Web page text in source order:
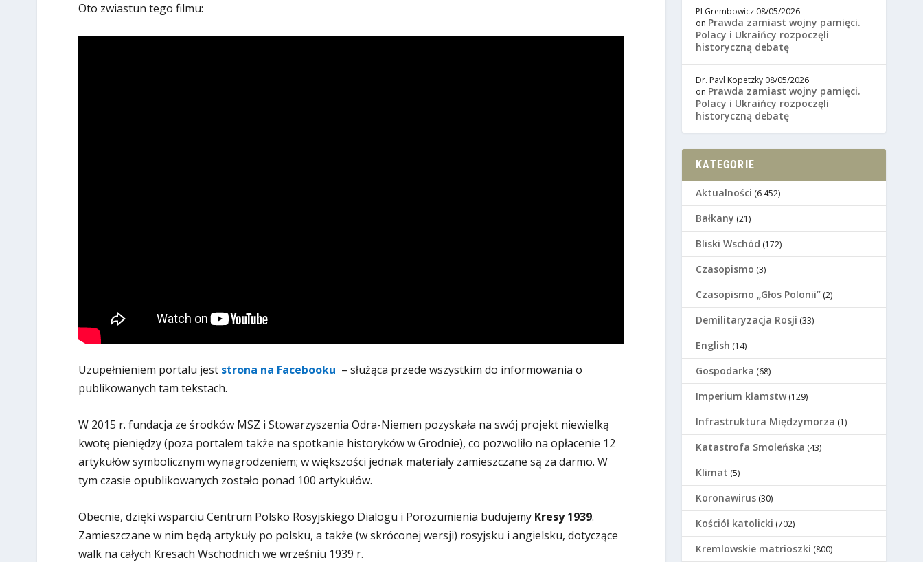
Oto zwiastun tego filmu:
Uzupełnieniem portalu jest strona na Facebooku – służąca przede wszystkim do informowania o
publikowanych tam tekstach.
W 2015 r. fundacja ze środków MSZ i Stowarzyszenia Odra-Niemen pozyskała na swój projekt niewielką
kwotę pieniędzy (poza portalem także na spotkanie historyków w Grodnie), co pozwoliło na opłacenie 12
artykułów symbolicznym wynagrodzeniem; w większości jednak materiały zamieszczane są za darmo. W
tym czasie opublikowanych zostało ponad 100 artykułów.
Obecnie, dzięki wsparciu Centrum Polsko Rosyjskiego Dialogu i Porozumienia budujemy Kresy 1939.
Zamieszczane w nim będą artykuły po polsku, a także (w skróconej wersji) rosyjsku i angielsku, dotyczące
walk na całych Kresach Wschodnich we wrześniu 1939 r.
PI Grembowicz 08/05/2026
on Prawda zamiast wojny pamięci.
Polacy i Ukraińcy rozpoczęli
historyczną debatę
Dr. Pavl Kopetzky 08/05/2026
on Prawda zamiast wojny pamięci.
Polacy i Ukraińcy rozpoczęli
historyczną debatę
KATEGORIE
Aktualności (6 452)
Bałkany (21)
Bliski Wschód (172)
Czasopismo (3)
Czasopismo „Głos Polonii” (2)
Demilitaryzacja Rosji (33)
English (14)
Gospodarka (68)
Imperium kłamstw (129)
Infrastruktura Międzymorza (1)
Katastrofa Smoleńska (43)
Klimat (5)
Koronawirus (30)
Kościół katolicki (702)
Kremlowskie matrioszki (800)